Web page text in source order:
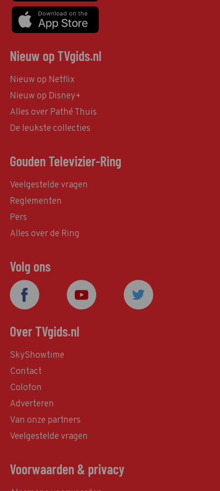
Nieuw op TVgids.nl
Nieuw op Netflix
Nieuw op Disney+
Alles over Pathé Thuis
De leukste collecties
Gouden Televizier-Ring
Veelgestelde vragen
Reglementen
Pers
Alles over de Ring
Volg ons
Over TVgids.nl
SkyShowtime
Contact
Colofon
Adverteren
Van onze partners
Veelgestelde vragen
Voorwaarden & privacy